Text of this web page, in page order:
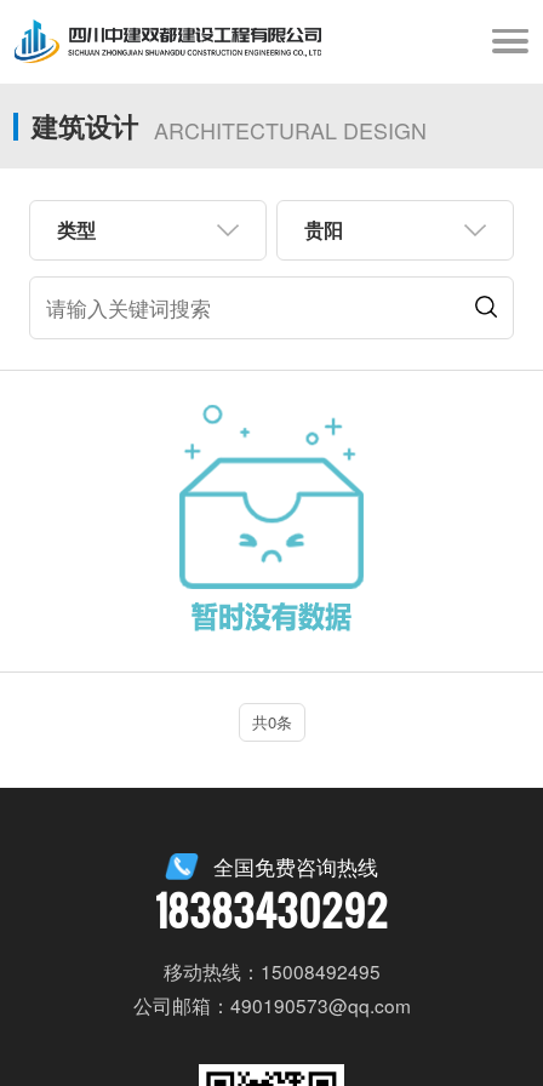
建筑设计 ARCHITECTURAL DESIGN
类型 贵阳
共0条
全国免费咨询热线
18383430292
移动热线：15008492495
公司邮箱：490190573@qq.com